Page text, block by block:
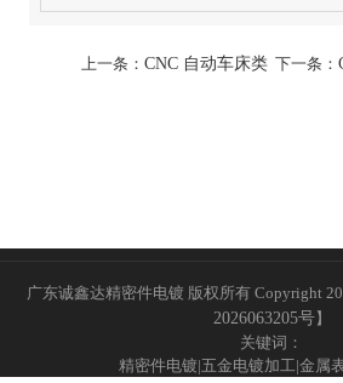
上一条： CNC 自动车床类下一条：
广东诚鑫达精密件电镀 版权所有 Copyright
2026063205号】
关键词：
精密件电镀|五金电镀加工|金属